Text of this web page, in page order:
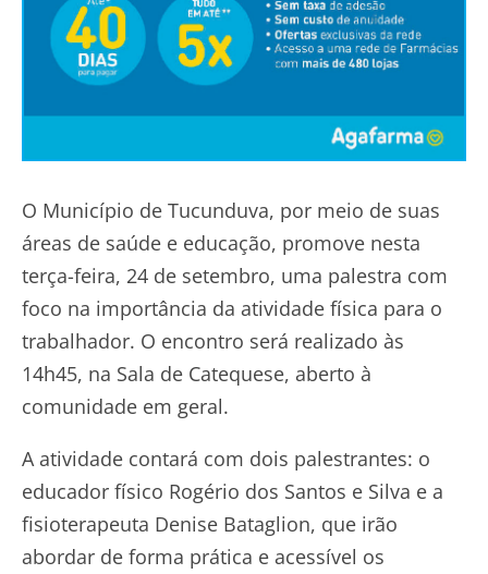
O Município de Tucunduva, por meio de suas
áreas de saúde e educação, promove nesta
terça-feira, 24 de setembro, uma palestra com
foco na importância da atividade física para o
trabalhador. O encontro será realizado às
14h45, na Sala de Catequese, aberto à
comunidade em geral.
A atividade contará com dois palestrantes: o
educador físico Rogério dos Santos e Silva e a
fisioterapeuta Denise Bataglion, que irão
abordar de forma prática e acessível os